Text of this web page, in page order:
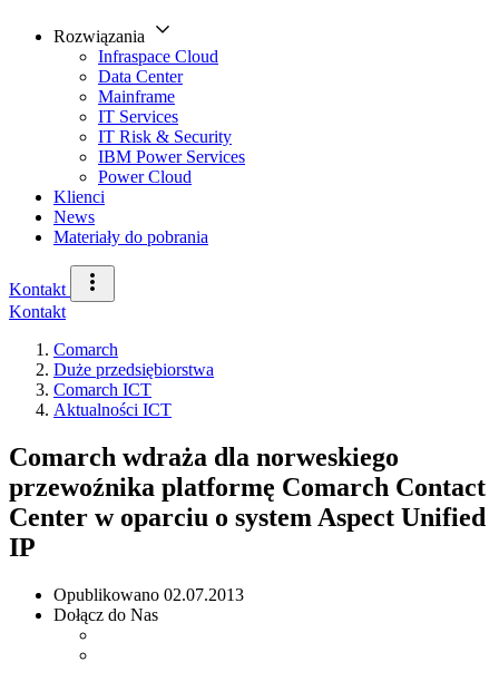
Rozwiązania
Infraspace Cloud
Data Center
Mainframe
IT Services
IT Risk & Security
IBM Power Services
Power Cloud
Klienci
News
Materiały do pobrania
Kontakt
Kontakt
Comarch
Duże przedsiębiorstwa
Comarch ICT
Aktualności ICT
Comarch wdraża dla norweskiego
przewoźnika platformę Comarch Contact
Center w oparciu o system Aspect Unified
IP
Opublikowano 02.07.2013
Dołącz do Nas